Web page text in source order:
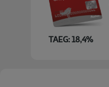
TAEG: 18,4%